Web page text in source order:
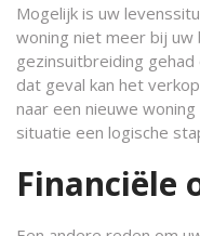
Mogelijk is uw
woning niet meer bij uw
gezinsuitbreiding
dat geval kan het
naar een nieuwe
situatie een logische
Financiële